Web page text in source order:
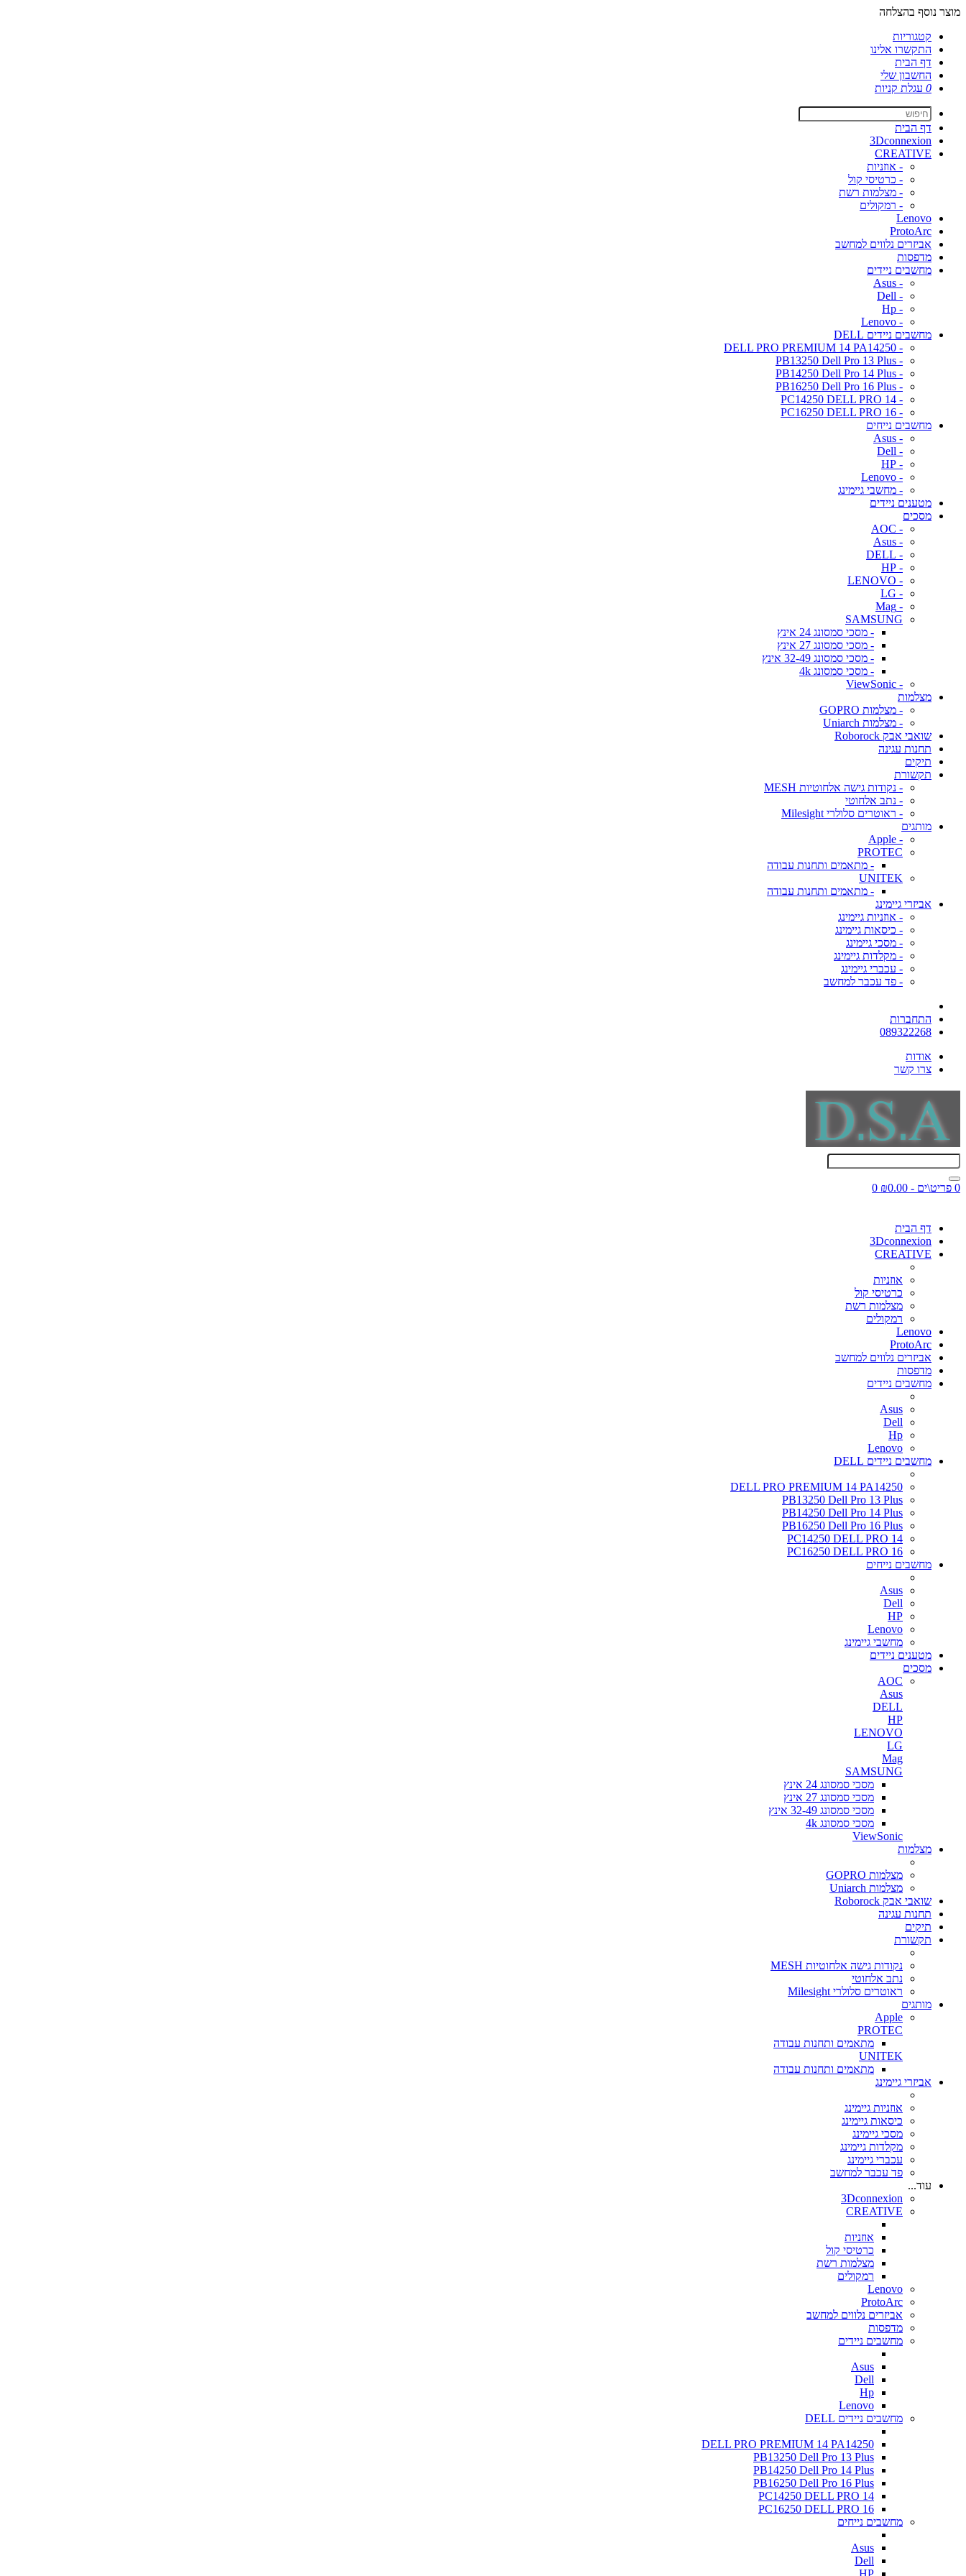
מוצר נוסף בהצלחה
קטגוריות
התקשרו אלינו
דף הבית
החשבון שלי
0 עגלת קניות
דף הבית
3Dconnexion
CREATIVE
- אוזניות
- כרטיסי קול
- מצלמות רשת
- רמקולים
Lenovo
ProtoArc
אביזרים נלווים למחשב
מדפסות
מחשבים ניידים
- Asus
- Dell
- Hp
- Lenovo
מחשבים ניידים DELL
- DELL PRO PREMIUM 14 PA14250
- PB13250 Dell Pro 13 Plus
- PB14250 Dell Pro 14 Plus
- PB16250 Dell Pro 16 Plus
- PC14250 DELL PRO 14
- PC16250 DELL PRO 16
מחשבים נייחים
- Asus
- Dell
- HP
- Lenovo
- מחשבי גיימינג
מטענים ניידים
מסכים
- AOC
- Asus
- DELL
- HP
- LENOVO
- LG
- Mag
SAMSUNG
- מסכי סמסונג 24 אינץ
- מסכי סמסונג 27 אינץ
- מסכי סמסונג 32-49 אינץ
- מסכי סמסונג 4k
- ViewSonic
מצלמות
- מצלמות GOPRO
- מצלמות Uniarch
שואבי אבק Roborock
תחנות עגינה
תיקים
תקשורת
- נקודות גישה אלחוטיות MESH
- נתב אלחוטי
- ראוטרים סלולרי Milesight
מותגים
- Apple
PROTEC
- מתאמים ותחנות עבודה
UNITEK
- מתאמים ותחנות עבודה
אביזרי גיימינג
- אוזניות גיימינג
- כיסאות גיימינג
- מסכי גיימינג
- מקלדות גיימינג
- עכברי גיימינג
- פד עכבר למחשב
התחברות
089322268
אודות
צרו קשר
0 פריט\ים - ₪0.00 0
דף הבית
3Dconnexion
CREATIVE
אוזניות
כרטיסי קול
מצלמות רשת
רמקולים
Lenovo
ProtoArc
אביזרים נלווים למחשב
מדפסות
מחשבים ניידים
Asus
Dell
Hp
Lenovo
מחשבים ניידים DELL
DELL PRO PREMIUM 14 PA14250
PB13250 Dell Pro 13 Plus
PB14250 Dell Pro 14 Plus
PB16250 Dell Pro 16 Plus
PC14250 DELL PRO 14
PC16250 DELL PRO 16
מחשבים נייחים
Asus
Dell
HP
Lenovo
מחשבי גיימינג
מטענים ניידים
מסכים
AOC
Asus
DELL
HP
LENOVO
LG
Mag
SAMSUNG
מסכי סמסונג 24 אינץ
מסכי סמסונג 27 אינץ
מסכי סמסונג 32-49 אינץ
מסכי סמסונג 4k
ViewSonic
מצלמות
מצלמות GOPRO
מצלמות Uniarch
שואבי אבק Roborock
תחנות עגינה
תיקים
תקשורת
נקודות גישה אלחוטיות MESH
נתב אלחוטי
ראוטרים סלולרי Milesight
מותגים
Apple
PROTEC
מתאמים ותחנות עבודה
UNITEK
מתאמים ותחנות עבודה
אביזרי גיימינג
אוזניות גיימינג
כיסאות גיימינג
מסכי גיימינג
מקלדות גיימינג
עכברי גיימינג
פד עכבר למחשב
עוד...
3Dconnexion
CREATIVE
אוזניות
כרטיסי קול
מצלמות רשת
רמקולים
Lenovo
ProtoArc
אביזרים נלווים למחשב
מדפסות
מחשבים ניידים
Asus
Dell
Hp
Lenovo
מחשבים ניידים DELL
DELL PRO PREMIUM 14 PA14250
PB13250 Dell Pro 13 Plus
PB14250 Dell Pro 14 Plus
PB16250 Dell Pro 16 Plus
PC14250 DELL PRO 14
PC16250 DELL PRO 16
מחשבים נייחים
Asus
Dell
HP